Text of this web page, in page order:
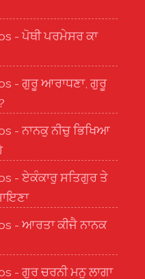
- ਪੋਥੀ ਪਰਮੇਸਰ ਕਾ
- ਗੁਰੂ ਆਰਾਧਣਾ, ਗੁਰੂ
- ਨਾਨਕੁ ਨੀਚੁ ਭਿਖਿਆ
- ਏਕੰਕਾਰੁ ਸਤਿਗੁਰ ਤੇ
- ਆਰਤਾ ਕੀਜੈ ਨਾਨਕ
- ਗੁਰ ਚਰਨੀ ਮਨੁ ਲਾਗਾ